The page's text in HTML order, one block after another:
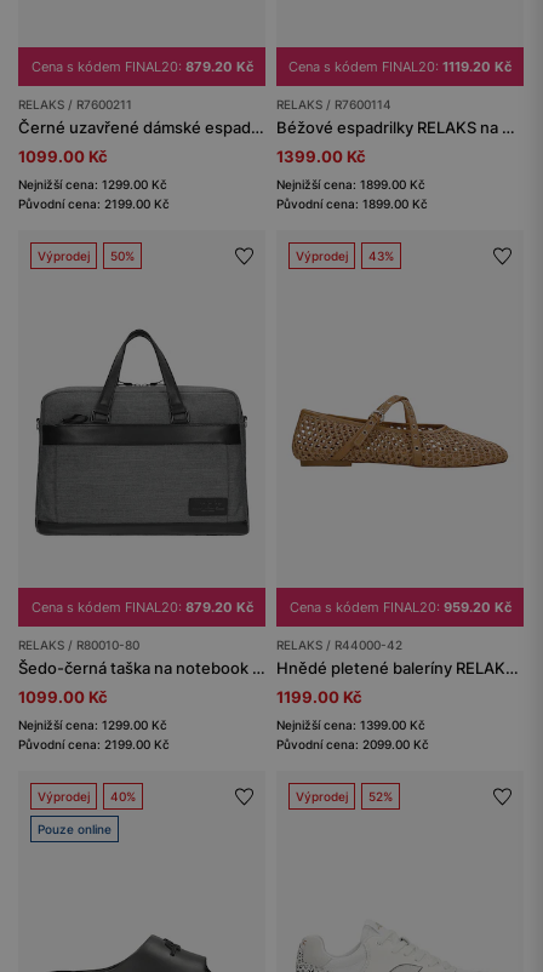
Cena s kódem FINAL20: 879.20 Kč
RELAKS / R7600211
Černé uzavřené dámské espadrilky RELAKS
1099.00 Kč
Nejnižší cena: 1299.00 Kč
Původní cena: 2199.00 Kč
Cena s kódem FINAL20: 1119.20 Kč
RELAKS / R7600114
Béžové espadrilky RELAKS na platformě
1399.00 Kč
Nejnižší cena: 1899.00 Kč
Původní cena: 1899.00 Kč
Výprodej 50%
Cena s kódem FINAL20: 879.20 Kč
RELAKS / R80010-80
Šedo-černá taška na notebook s koženými prvky RELAKS
1099.00 Kč
Nejnižší cena: 1299.00 Kč
Původní cena: 2199.00 Kč
Výprodej 43%
Cena s kódem FINAL20: 959.20 Kč
RELAKS / R44000-42
Hnědé pletené baleríny RELAKS s křížícími se pásky
1199.00 Kč
Nejnižší cena: 1399.00 Kč
Původní cena: 2099.00 Kč
Výprodej 40%
Pouze online
Výprodej 52%